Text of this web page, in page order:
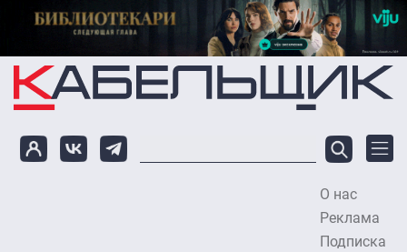
Перейти к основному содержанию
О нас
Реклама
Подписка